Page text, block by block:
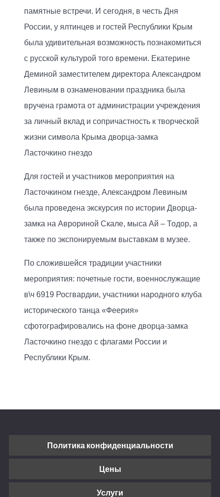
памятные встречи. И сегодня, в честь Дня
России, у ялтинцев и гостей Республики Крым
была удивительная возможность познакомиться
с русской культурой того времени. Екатерине
Деминой заместителем директора Александром
Левиным в ознаменовании праздника была
вручена грамота от администрации учреждения
за личный вклад и сопричастность к творческой
жизни символа Крыма дворца-замка
Ласточкино гнездо
Для гостей и участников мероприятия на
Ласточкином гнезде, Александром Левиным
была проведена экскурсия по истории Дворца-
замка на Аврориной Скале, мыса Ай – Тодор, а
также по экспонируемым выставкам в музее.
По сложившейся традиции участники
мероприятия: почетные гости, военнослужащие
в\ч 6919 Росгвардии, участники народного клуба
исторического танца «Феерия»
сфотографировались на фоне дворца-замка
Ласточкино гнездо с флагами России и
Республики Крым.
Политика конфиденциальности
Цены
Услуги